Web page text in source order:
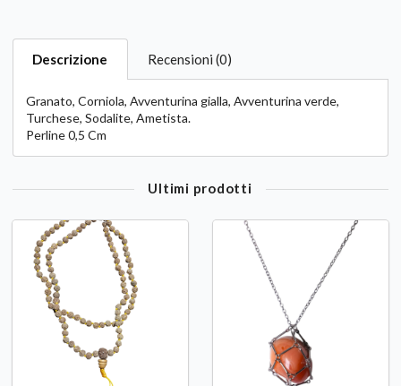
Descrizione Recensioni (0)
Granato, Corniola, Avventurina gialla, Avventurina verde,
Turchese, Sodalite, Ametista.
Perline 0,5 Cm
Ultimi prodotti